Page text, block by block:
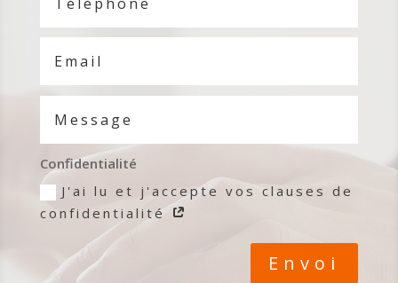
Confidentialité
J'ai lu et j'accepte vos clauses de
confidentialité
Envoi